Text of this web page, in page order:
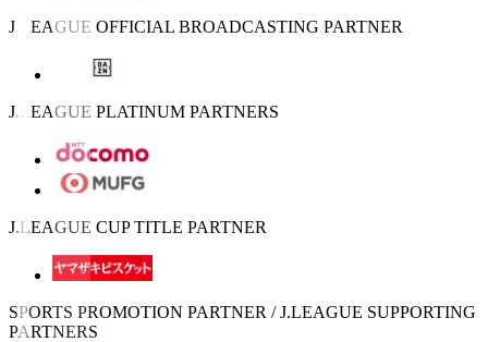
J.LEAGUE OFFICIAL BROADCASTING PARTNER
J.LEAGUE PLATINUM PARTNERS
J.LEAGUE CUP TITLE PARTNER
SPORTS PROMOTION PARTNER / J.LEAGUE SUPPORTING
PARTNERS